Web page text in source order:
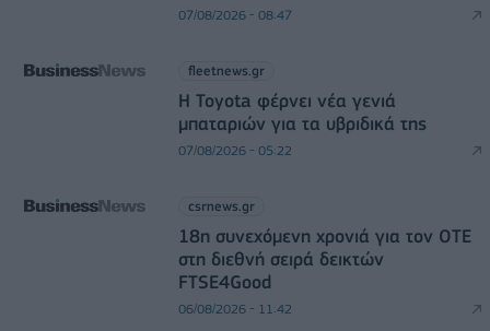
07/08/2026 - 08:47
fleetnews.gr
Η Toyota φέρνει νέα γενιά
μπαταριών για τα υβριδικά της
07/08/2026 - 05:22
csrnews.gr
18η συνεχόμενη χρονιά για τον ΟΤΕ
στη διεθνή σειρά δεικτών
FTSE4Good
06/08/2026 - 11:42